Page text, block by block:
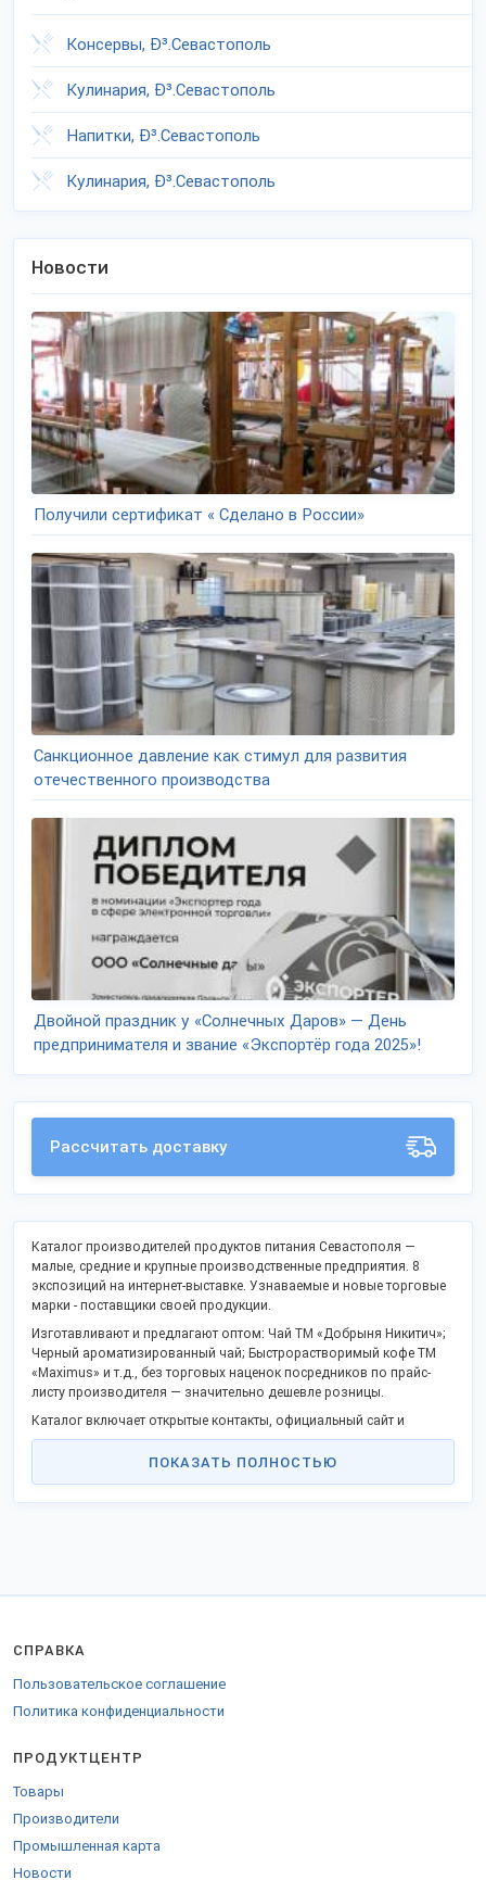
Консервы, Ð³.Севастополь
Кулинария, Ð³.Севастополь
Напитки, Ð³.Севастополь
Кулинария, Ð³.Севастополь
Новости
Получили сертификат « Сделано в России»
Санкционное давление как стимул для развития
отечественного производства
Двойной праздник у «Солнечных Даров» — День
предпринимателя и звание «Экспортёр года 2025»!
Рассчитать доставку
Каталог производителей продуктов питания Севастополя —
малые, средние и крупные производственные предприятия. 8
экспозиций на интернет-выставке. Узнаваемые и новые торговые
марки - поставщики своей продукции.
Изготавливают и предлагают оптом: Чай ТМ «Добрыня Никитич»;
Черный ароматизированный чай; Быстрорастворимый кофе ТМ
«Maximus» и т.д., без торговых наценок посредников по прайс-
листу производителя — значительно дешевле розницы.
Каталог включает открытые контакты, официальный сайт и
позволяет сделать заказ напрямую, стать дистрибьютором в
Российские производственные фирмы активно включились в
ПОКАЗАТЬ ПОЛНОСТЬЮ
СПРАВКА
Пользовательское соглашение
Политика конфиденциальности
ПРОДУКТЦЕНТР
Товары
Производители
Промышленная карта
Новости